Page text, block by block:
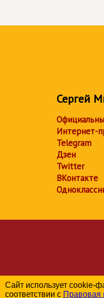
Сергей
Интернет-
Telegram
Дзен
Twitter
ВКонтакте
Сайт использует cookie-
соответствии с Правовая